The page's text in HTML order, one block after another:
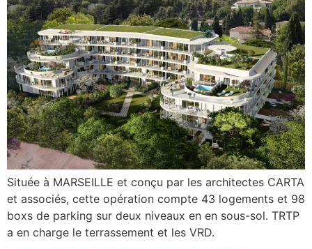
Située à MARSEILLE et conçu par les architectes CARTA
et associés, cette opération compte 43 logements et 98
boxs de parking sur deux niveaux en en sous-sol. TRTP
a en charge le terrassement et les VRD.